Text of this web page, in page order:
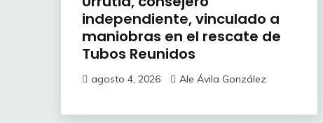
independiente, vinculado a
maniobras en el rescate de
Tubos Reunidos
agosto 4, 2026 Ale Ávila González